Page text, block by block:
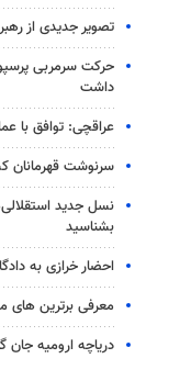
تصویر جدیدی از
حرکت سرمربی
داشت
عراقچی: توافق با عمان
سرنوشت قهرمانان
بشناسید
احضار خرازی به
معرفی برترین های
دریاچه ارومیه جان گرفت؛ ورود